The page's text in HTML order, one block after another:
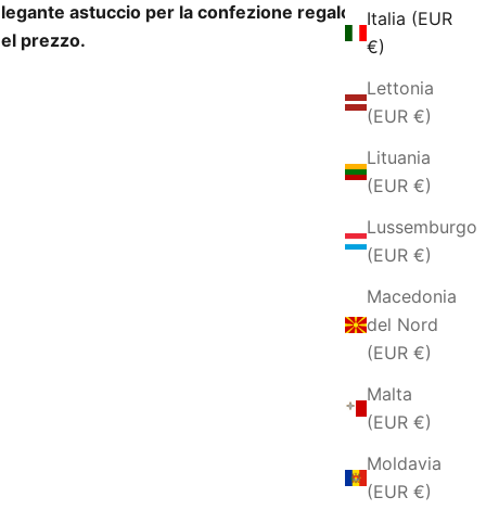
Italia (EUR
€)
Lettonia
(EUR €)
Lituania
(EUR €)
Lussemburgo
(EUR €)
Macedonia
del Nord
(EUR €)
Malta
(EUR €)
Moldavia
(EUR €)
astuccio per la confezione regalo incluso
prezzo.